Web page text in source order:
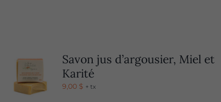
Savon jus d’argousier, Miel et
Karité
9,00 $ + tx